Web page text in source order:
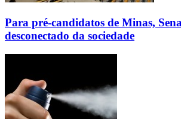
Para pré-candidatos de Minas,
desconectado da sociedade